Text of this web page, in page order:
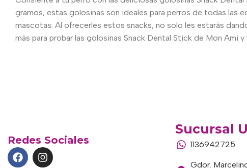
gramos, estas golosinas son ideales para perros de todas las
mascotas. Al ofrecerles estos snacks, no solo les estarás
más para probar las golosinas Snack Dental Stick de Mon
Redes Sociales
Sucursal
1136942725
Gdor.